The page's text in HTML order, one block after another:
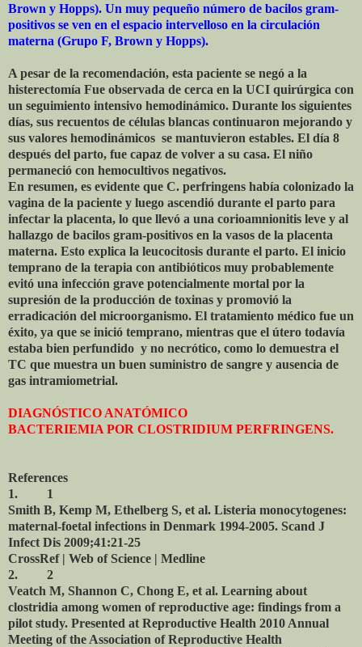
Brown y Hopps). Un muy pequeño número de bacilos gram-
positivos se ven en el espacio intervelloso en la circulación
materna (Grupo F, Brown y Hopps).
A pesar de la recomendación, esta paciente se negó a la
histerectomía Fue observada de cerca en la UCI quirúrgica con
un seguimiento intensivo hemodinámico. Durante los siguientes
días, sus recuentos de células blancas continuaron mejorando y
sus valores hemodinámicos se mantuvieron estables. El día 8
después del parto, fue capaz de volver a su casa. El niño
permaneció con hemocultivos negativos.
En resumen, es evidente que C. perfringens había colonizado la
vagina de la paciente y luego ascendió durante el parto para
infectar la placenta, lo que llevó a una corioamnionitis leve y al
hallazgo de bacilos gram-positivos en la vasos de la placenta
materna. Esto explica la leucocitosis durante el parto. El inicio
temprano de la terapia con antibióticos muy probablemente
evitó una infección grave potencialmente mortal por la
supresión de la producción de toxinas y promovió la
erradicación del microorganismo. El tratamiento médico fue un
éxito, ya que se inició temprano, mientras que el útero todavía
estaba bien perfundido y no necrótico, como lo demuestra el
TC que muestra un buen suministro de sangre y ausencia de
gas intramiometrial.
DIAGNÓSTICO ANATÓMICO
BACTERIEMIA POR CLOSTRIDIUM PERFRINGENS.
References
1.
1
Smith B, Kemp M, Ethelberg S, et al. Listeria monocytogenes:
maternal-foetal infections in Denmark 1994-2005. Scand J
Infect Dis 2009;41:21-25
CrossRef | Web of Science | Medline
2.
2
Veatch M, Shannon C, Chong E, et al. Learning about
clostridia among women of reproductive age: findings from a
pilot study. Presented at Reproductive Health 2010 Annual
Meeting of the Association of Reproductive Health